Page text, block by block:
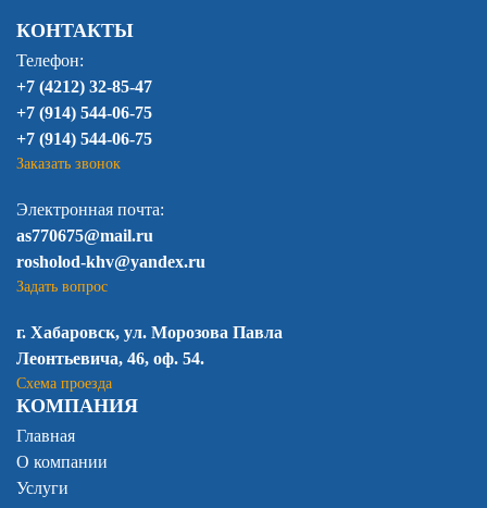
КОНТАКТЫ
Телефон:
+7 (4212) 32-85-47
+7 (914) 544-06-75
+7 (914) 544-06-75
Заказать звонок
Электронная почта:
as770675@mail.ru
rosholod-khv@yandex.ru
Задать вопрос
г. Хабаровск, ул. Морозова Павла
Леонтьевича, 46, оф. 54.
Схема проезда
КОМПАНИЯ
Главная
О компании
Услуги